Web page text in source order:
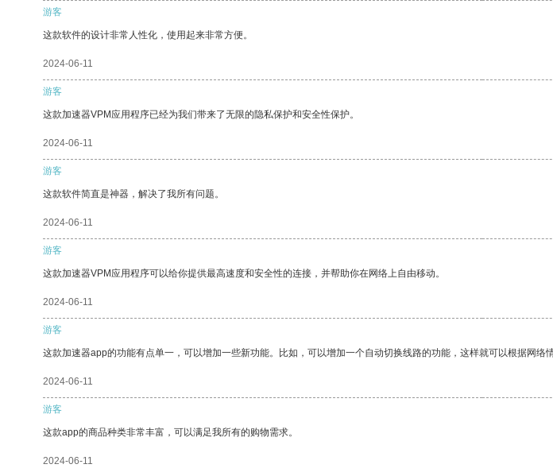
游客
这款软件的设计非常人性化，使用起来非常方便。
2024-06-11
游客
这款加速器VPM应用程序已经为我们带来了无限的隐私保护和安全性保护。
2024-06-11
游客
这款软件简直是神器，解决了我所有问题。
2024-06-11
游客
这款加速器VPM应用程序可以给你提供最高速度和安全性的连接，并帮助你在网络上自由移动。
2024-06-11
游客
这款加速器app的功能有点单一，可以增加一些新功能。比如，可以增加一个自动切换线路的功能，这样就可以根据网络
2024-06-11
游客
这款app的商品种类非常丰富，可以满足我所有的购物需求。
2024-06-11